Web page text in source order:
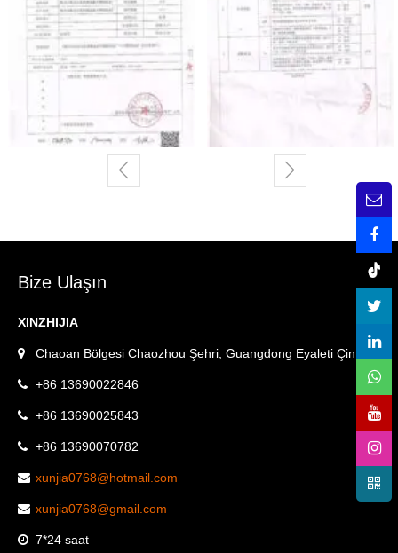
Bize Ulaşın
XINZHIJIA
Chaoan Bölgesi Chaozhou Şehri, Guangdong Eyaleti Çin.
+86 13690022846
+86 13690025843
+86 13690070782
xunjia0768@hotmail.com
xunjia0768@gmail.com
7*24 saat